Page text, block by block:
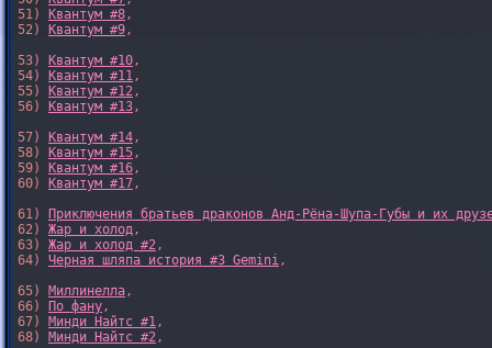
51)
Квантум #8,
52)
Квантум #9,
53)
Квантум #10,
54)
Квантум #11,
55)
Квантум #12,
56)
Квантум #13,
57)
Квантум #14,
58)
Квантум #15,
59)
Квантум #16,
60)
Квантум #17,
61)
Приключения братьев драконов Анд-Рёна-Шупа-Губы и их
62) Жар и холод,
63) Жар и холод #2,
64) Черная шляпа история #3 Gemini,
65) Миллинелла,
66)
По фану,
67) Минди Найтс #1,
68) Минди Найтс #2,